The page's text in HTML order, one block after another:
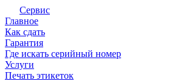
Сервис
Главное
Как сдать
Гарантия
Где искать серийный номер
Услуги
Печать этикеток